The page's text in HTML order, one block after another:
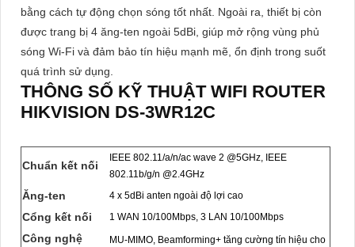
bằng cách tự động chọn sóng tốt nhất. Ngoài ra, thiết bị còn
được trang bị 4 ăng-ten ngoài 5dBi, giúp mở rộng vùng phủ
sóng Wi-Fi và đảm bảo tín hiệu mạnh mẽ, ổn định trong suốt
quá trình sử dụng.
THÔNG SỐ KỸ THUẬT WIFI ROUTER
HIKVISION DS-3WR12C
Chuẩn kết nối
IEEE 802.11/a/n/ac wave 2 @5GHz, IEEE
802.11b/g/n @2.4GHz
Ăng-ten 4 x 5dBi anten ngoài độ lợi cao
Cổng kết nối 1 WAN 10/100Mbps, 3 LAN 10/100Mbps
Công nghệ
MU-MIMO, Beamforming+ tăng cường tín hiệu cho